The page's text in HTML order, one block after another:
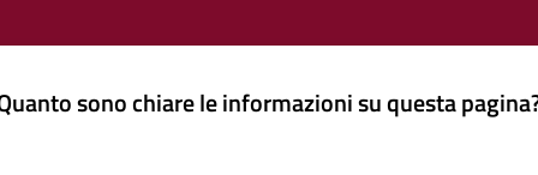
sono chiare le informazioni su questa